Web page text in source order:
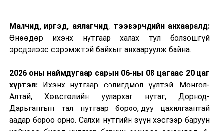
Малчид, иргэд, аялагчид, тээвэрчдийн анхааралд:
Өнөөдөр ихэнх нутгаар халах тул болзошгүй
эрсдэлээс сэрэмжтэй байхыг анхааруулж байна.
2026 оны наймдугаар сарын 06-ны 08 цагаас 20 цаг
хүртэл:Ихэнх нутгаар солигдмол үүлтэй. Монгол-
Алтай, Хөвсгөлийн уулархаг нутаг, Дорнод-
Дарьгангын тал нутгаар бороо, дуу цахилгаантай
аадар бороо орно. Салхи нутгийн зүүн хэсгээр баруун